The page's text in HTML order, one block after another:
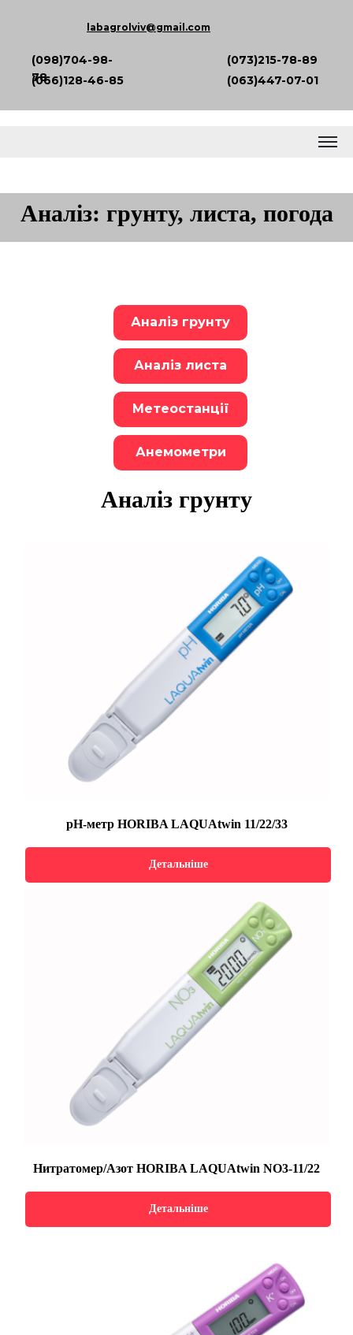
labagrolviv@gmail.com
(098)704-98-
78
(073)215-78-89
(066)128-46-85
(063)447-07-01
Аналіз: грунту, листа, погода
Аналіз грунту
Метеостанції
Анемометри
Аналіз листа
Аналіз грунту
pH-метр HORIBA LAQUAtwin 11/22/33
Детальніше
Нитратомер/Азот HORIBA LAQUAtwin NO3-11/22
Детальніше